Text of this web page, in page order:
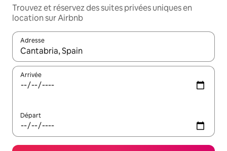
Trouvez et réservez des suites privées uniques en
location sur Airbnb
Adresse
Lorsque les résultats s'affichent, utilisez les flèches vers le
Arrivée
Départ